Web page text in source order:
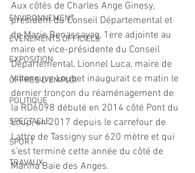
ENVIRONNEMENT
ÉVÉNEMENTS OFFICIELS
EXPOSITION
OFFRES D'EMPLOI
POLITIQUE
SPECTACLE
SPORT
TRAVAUX
Aux côtés de Charles Ange Ginesy,
président du Conseil Départemental et
de Marie Benassayag, 1ere adjointe au
maire et vice-présidente du Conseil
Départemental, Lionnel Luca, maire de
Villeneuve Loubet inaugurait ce matin le
dernier tronçon du réaménagement de
la RD6098 débuté en 2014 côté Pont du
Loup, en 2017 depuis le carrefour de
Lattre de Tassigny sur 620 mètre et qui
s’est terminé cette année du côté de
Marina Baie des Anges.